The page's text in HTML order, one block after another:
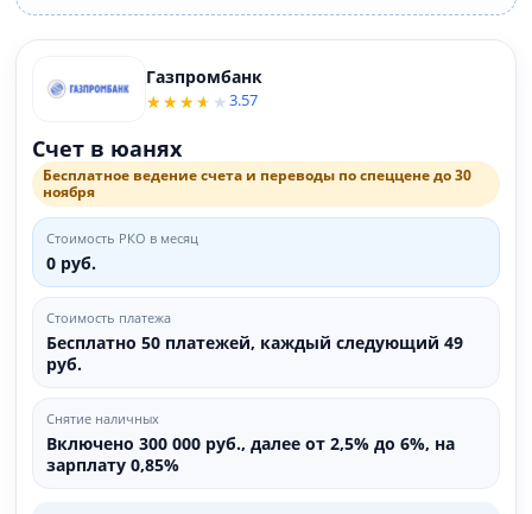
Газпромбанк
3.57
Счет в юанях
Бесплатное ведение счета и переводы по спеццене до 30
ноября
Стоимость РКО в месяц
0 руб.
Стоимость платежа
Бесплатно 50 платежей, каждый следующий 49
руб.
Снятие наличных
Включено 300 000 руб., далее от 2,5% до 6%, на
зарплату 0,85%